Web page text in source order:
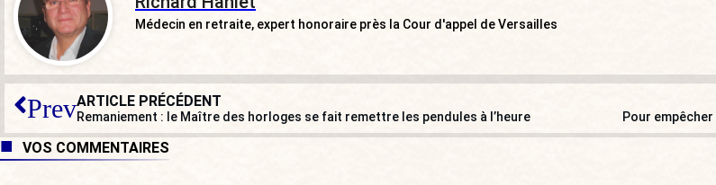
Médecin en retraite, expert honoraire près la Cour d'appel de Versailles
PrevARTICLE PRÉCÉDENT
Remaniement : le Maître des horloges se fait remettre les pendules à l’heure Pour
VOS COMMENTAIRES